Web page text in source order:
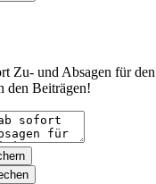
Zu- und Absagen für
den Beiträgen!